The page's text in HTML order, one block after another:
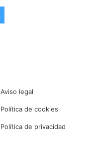
Aviso legal
Política de cookies
Política de privacidad